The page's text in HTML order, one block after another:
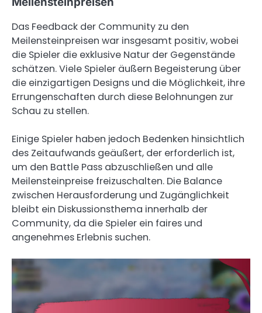
Das Feedback der Community zu den
Meilensteinpreisen war insgesamt positiv, wobei
die Spieler die exklusive Natur der Gegenstände
schätzen. Viele Spieler äußern Begeisterung über
die einzigartigen Designs und die Möglichkeit, ihre
Errungenschaften durch diese Belohnungen zur
Schau zu stellen.
Einige Spieler haben jedoch Bedenken hinsichtlich
des Zeitaufwands geäußert, der erforderlich ist,
um den Battle Pass abzuschließen und alle
Meilensteinpreise freizuschalten. Die Balance
zwischen Herausforderung und Zugänglichkeit
bleibt ein Diskussionsthema innerhalb der
Community, da die Spieler ein faires und
angenehmes Erlebnis suchen.